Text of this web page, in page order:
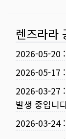
렌즈라라
2026-05-20 :
2026-05-17 :
2026-03-27 :
발생 중입니
2026-03-24: